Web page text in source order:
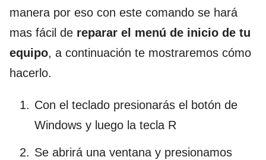
manera por eso con este comando se hará
mas fácil de reparar el menú de inicio de tu
equipo, a continuación te mostraremos cómo
hacerlo.
Con el teclado presionarás el botón de
Windows y luego la tecla R
Se abrirá una ventana y presionamos